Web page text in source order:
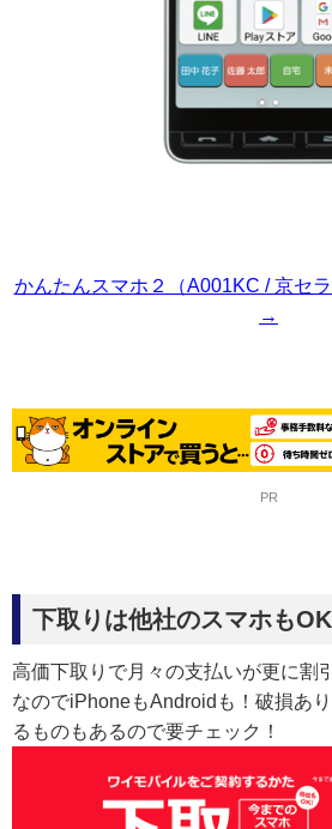
かんたんスマホ２（A001KC / 京セ
→
PR
下取りは他社のスマホもOK
高価下取りで月々の支払いが更に割
なのでiPhoneもAndroidも！破損あ
るものもあるので要チェック！